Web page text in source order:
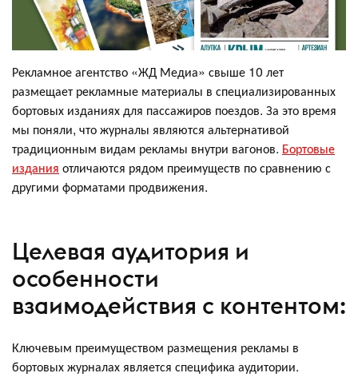
Рекламное агентство «ЖД Медиа» свыше 10 лет
размещает рекламные материалы в специализированных
бортовых изданиях для пассажиров поездов. За это время
мы поняли, что журналы являются альтернативой
традиционным видам рекламы внутри вагонов. Бортовые
издания отличаются рядом преимуществ по сравнению с
другими форматами продвижения.
Целевая аудитория и
особенности
взаимодействия с контентом:
Ключевым преимуществом размещения рекламы в
бортовых журналах является специфика аудитории.